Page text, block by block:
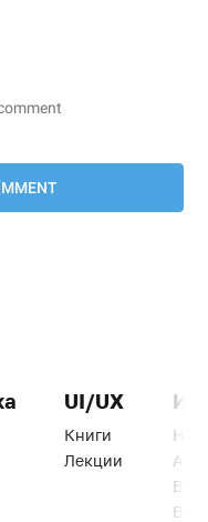
UI/UX
Книги
Лекции
Веб